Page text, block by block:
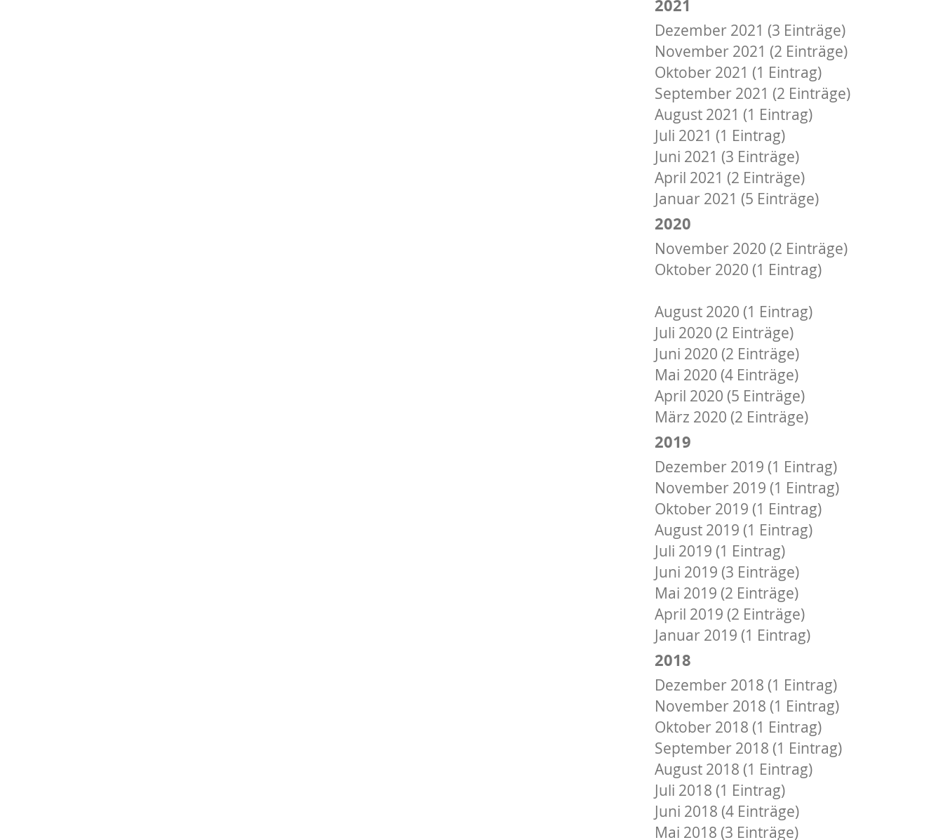
2021
Dezember 2021 (3 Einträge)
November 2021 (2 Einträge)
Oktober 2021 (1 Eintrag)
September 2021 (2 Einträge)
August 2021 (1 Eintrag)
Juli 2021 (1 Eintrag)
Juni 2021 (3 Einträge)
April 2021 (2 Einträge)
Januar 2021 (5 Einträge)
2020
November 2020 (2 Einträge)
Oktober 2020 (1 Eintrag)
August 2020 (1 Eintrag)
Juli 2020 (2 Einträge)
Juni 2020 (2 Einträge)
Mai 2020 (4 Einträge)
April 2020 (5 Einträge)
März 2020 (2 Einträge)
2019
Dezember 2019 (1 Eintrag)
November 2019 (1 Eintrag)
Oktober 2019 (1 Eintrag)
August 2019 (1 Eintrag)
Juli 2019 (1 Eintrag)
Juni 2019 (3 Einträge)
Mai 2019 (2 Einträge)
April 2019 (2 Einträge)
Januar 2019 (1 Eintrag)
2018
Dezember 2018 (1 Eintrag)
November 2018 (1 Eintrag)
Oktober 2018 (1 Eintrag)
September 2018 (1 Eintrag)
August 2018 (1 Eintrag)
Juli 2018 (1 Eintrag)
Juni 2018 (4 Einträge)
Mai 2018 (3 Einträge)